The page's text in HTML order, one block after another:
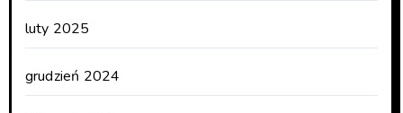
luty 2025
grudzień 2024